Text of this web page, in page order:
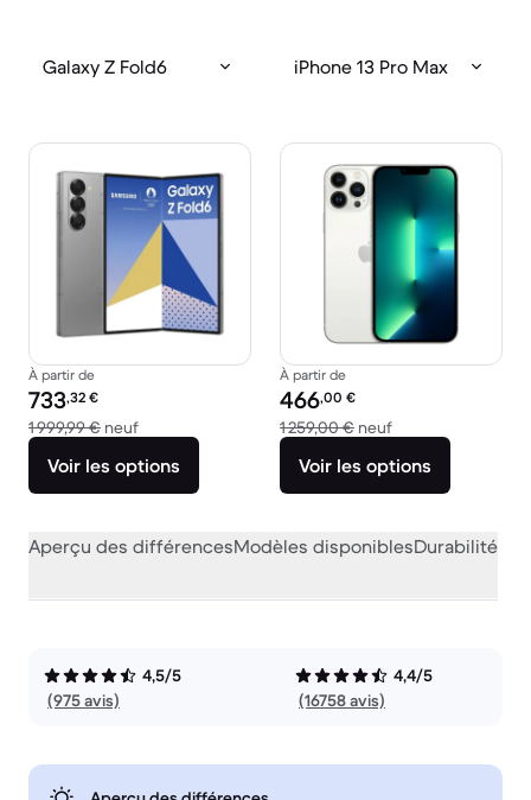
Galaxy Z Fold6 iPhone 13 Pro Max
À partir de
Prix reconditionné :
733,32 €
1 999,99 € neufcontre 1 999,99 € neuf
Voir les options
À partir de
Prix reconditionné :
466,00 €
1 259,00 € neufcontre 1 259,00 €
Voir les options
Aperçu des différencesModèles disponiblesDurabilité
4,5/5
(975 avis)
4,4/5
(16758 avis)